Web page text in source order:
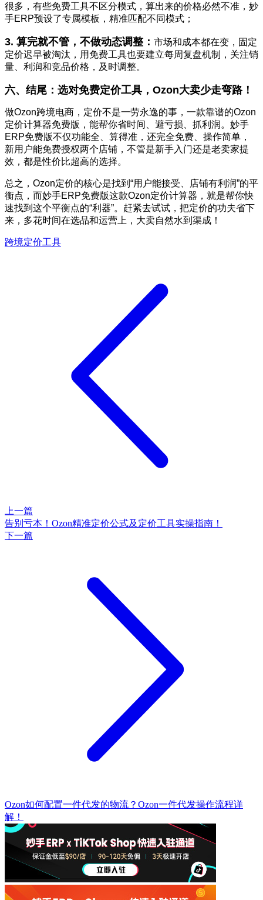
很多，有些免费工具不区分模式，算出来的价格必然不准，妙
手ERP预设了专属模板，精准匹配不同模式；
3. 算完就不管，不做动态调整： 市场和成本都在变，固定
定价迟早被淘汰，用免费工具也要建立每周复盘机制，关注销
量、利润和竞品价格，及时调整。
六、结尾：选对免费定价工具，Ozon大卖少走弯路！
做Ozon跨境电商，定价不是一劳永逸的事，一款靠谱的Ozon
定价计算器免费版，能帮你省时间、避亏损、抓利润。妙手
ERP免费版不仅功能全、算得准，还完全免费、操作简单，
新用户能免费授权两个店铺，不管是新手入门还是老卖家提
效，都是性价比超高的选择。
总之，Ozon定价的核心是找到“用户能接受、店铺有利润”的平
衡点，而妙手ERP免费版这款Ozon定价计算器，就是帮你快
速找到这个平衡点的“利器”。赶紧去试试，把定价的功夫省下
来，多花时间在选品和运营上，大卖自然水到渠成！
跨境定价工具
上一篇
告别亏本！Ozon精准定价公式及定价工具实操指南！
下一篇
Ozon如何配置一件代发的物流？Ozon一件代发操作流程详
解！